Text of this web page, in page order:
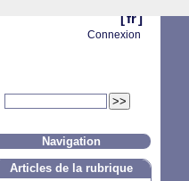
[ fr ]
Connexion
Navigation
Articles de la rubrique